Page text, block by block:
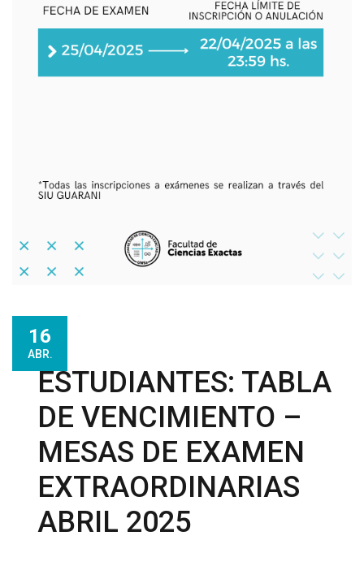
16
ABR.
ESTUDIANTES: TABLA
DE VENCIMIENTO –
MESAS DE EXAMEN
EXTRAORDINARIAS
ABRIL 2025